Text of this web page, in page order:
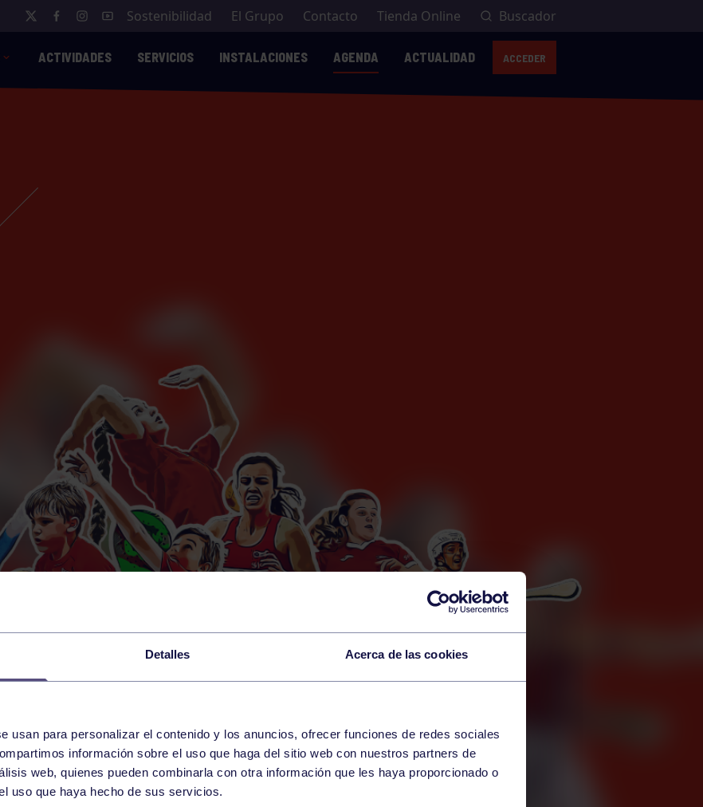
Detalles Acerca de las cookies
usan para personalizar el contenido y los anuncios, ofrecer funciones de redes sociales
información sobre el uso que haga del sitio web con nuestros partners de
web, quienes pueden combinarla con otra información que les haya proporcionado o
uso que haya hecho de sus servicios.
Sostenibilidad El Grupo Contacto Tienda Online Buscador
ACTIVIDADES SERVICIOS INSTALACIONES AGENDA ACTUALIDAD ACCEDER
15 THURSDAY
JUNE